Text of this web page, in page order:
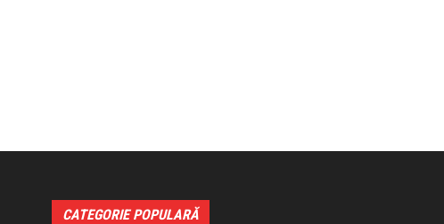
CATEGORIE POPULARĂ